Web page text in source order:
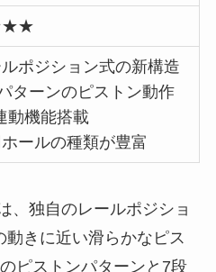
ルポジション式の新構造
ターンのピストン動作
動機能搭載
ホールの種類が豊富
、独自のレールポジショ
動きに近い滑らかなピス
ピストンパターンと7段